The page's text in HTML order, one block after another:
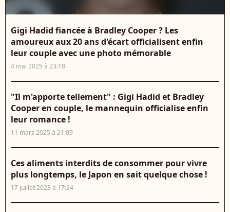
Gigi Hadid fiancée à Bradley Cooper ? Les
amoureux aux 20 ans d'écart officialisent enfin
leur couple avec une photo mémorable
4 mai 2025 à 23:18
"Il m'apporte tellement" : Gigi Hadid et Bradley
Cooper en couple, le mannequin officialise enfin
leur romance !
11 mars 2025 à 21:09
Ces aliments interdits de consommer pour vivre
plus longtemps, le Japon en sait quelque chose !
17 juillet 2023 à 17:24